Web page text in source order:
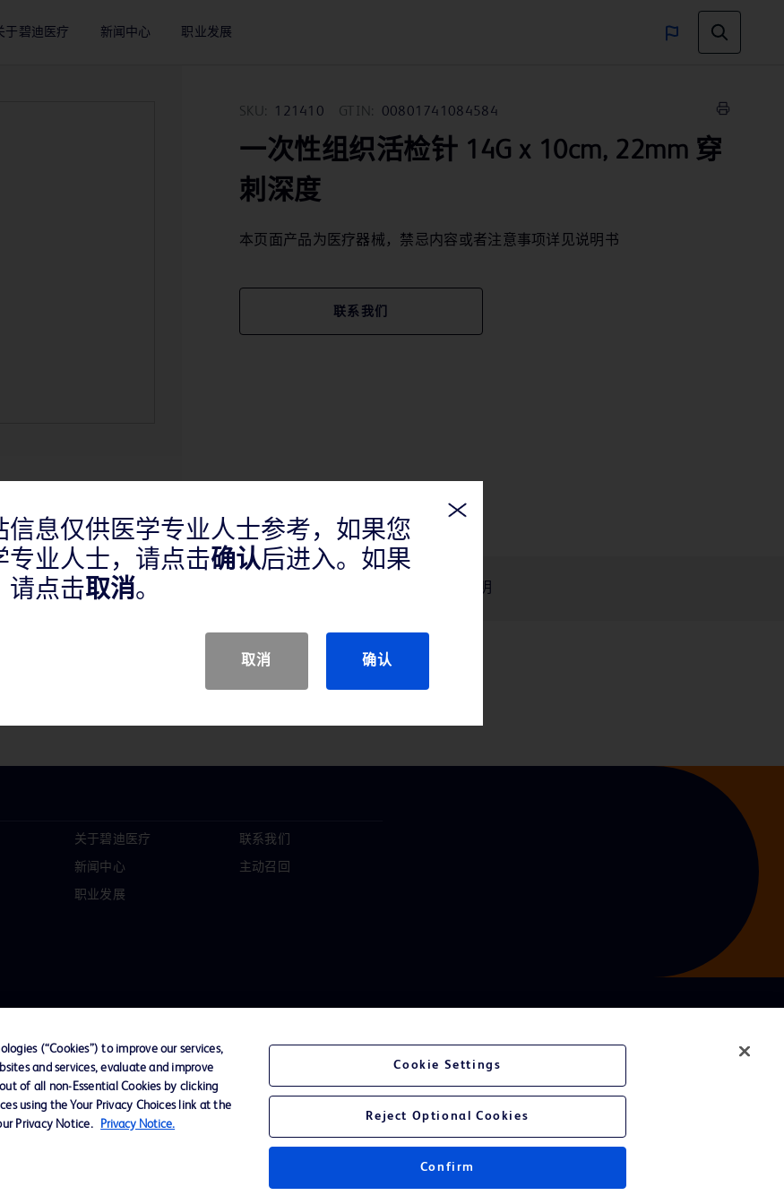
于碧迪医疗 新闻中心 职业发展
SKU: 121410 GTIN: 00801741084584
一次性组织活检针 14G x 10cm, 22mm 穿
刺深度
本页面产品为医疗器械，禁忌内容或者注意事项详见说明书
联系我们
产品说明
组织肿瘤的活检组织。不
关于碧迪医疗
新闻中心
职业发展
联系我们
主动召回
All
信息仅供医学专业人士参考，如果您
专业人士，请点击确认后进入。如果
请点击取消。
取消 确认
(“Cookies”) to improve our services,
and services, evaluate and improve
of all non-Essential Cookies by clicking
using the Your Privacy Choices link at the
Privacy Notice.
Privacy Notice.
Cookie Settings
Reject Optional Cookies
Confirm